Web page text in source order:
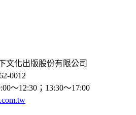
文化出版股份有限公司
0012
～12:30；13:30～17:00